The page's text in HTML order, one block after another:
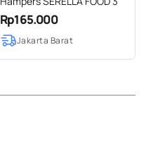
Rp165.000
Jakarta Barat